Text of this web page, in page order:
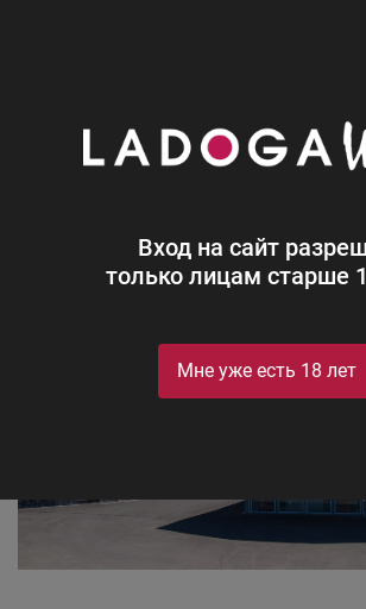
Вход на сайт
только лицам старше
Мне уже есть 18 лет
Château La Grâce Dieu
Château La Grâce Dieu